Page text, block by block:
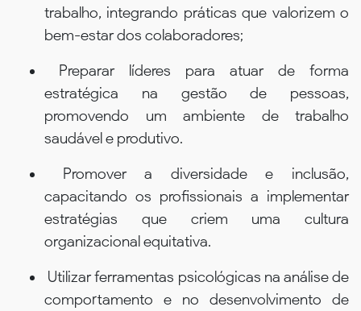
trabalho, integrando práticas que valorizem o
bem-estar dos colaboradores;
Preparar líderes para atuar de forma
estratégica na gestão de pessoas,
promovendo um ambiente de trabalho
saudável e produtivo.
Promover a diversidade e inclusão,
capacitando os profissionais a implementar
estratégias que criem uma cultura
organizacional equitativa.
Utilizar ferramentas psicológicas na análise de
comportamento e no desenvolvimento de